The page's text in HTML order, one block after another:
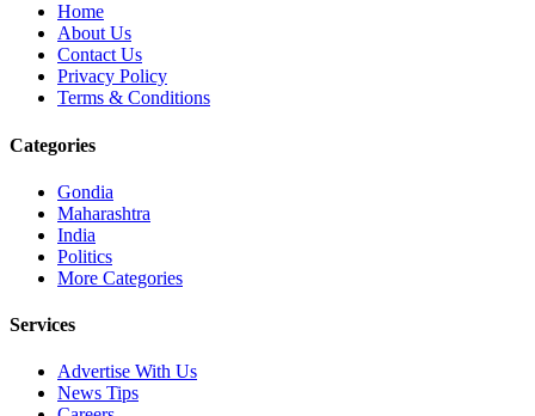
Home
About Us
Contact Us
Privacy Policy
Terms & Conditions
Categories
Gondia
Maharashtra
India
Politics
More Categories
Services
Advertise With Us
News Tips